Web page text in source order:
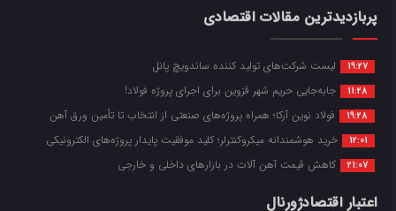
پربازدیدترین مقالات اقتصادی
19:27 لیست شرکت‌های تولید کننده ساندویچ پانل
11:28 جابه‌جایی حریم شهر قزوین برای اجرای پروژه فولاد!
19:28 فولاد نوین آرکا؛ همراه پروژه‌های صنعتی از انتخاب تا تأمین ورق آهن
12:01 خرید هوشمندانه میکروکنترلر؛ کلید موفقیت پایدار پروژه‌های الکترونیکی
21:07 کاهش قیمت آهن آلات در بازارهای داخلی و خارجی
اعتبار اقتصادژورنال